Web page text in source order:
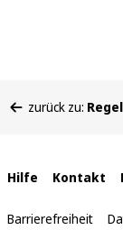
befinden
zurück zu:
Interne
Links
Hilfe Kontakt
Barrierefreiheit